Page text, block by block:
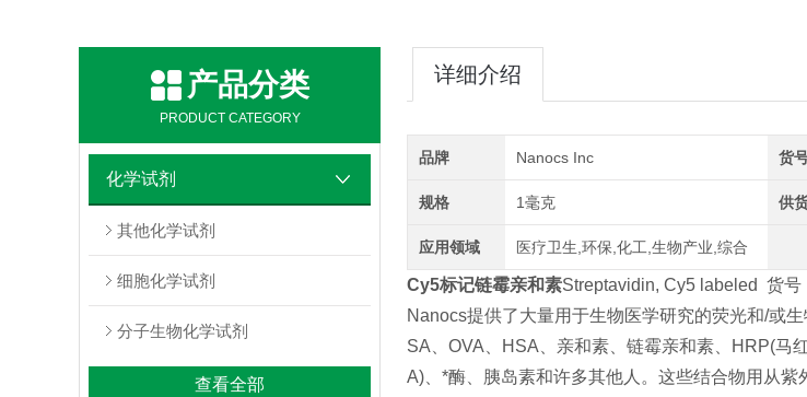
产品分类
PRODUCT CATEGORY
化学试剂
其他化学试剂
细胞化学试剂
分子生物化学试剂
查看全部
详细介绍
品牌 Nanocs Inc 货
规格 1毫克 供
应用领域 医疗卫生,环保,化工,生物产业,综合
Cy5标记链霉亲和素Streptavidin, Cy5 labeled 货
Nanocs提供了大量用于生物医学研究的荧光和/或
SA、OVA、HSA、亲和素、链霉亲和素、HRP(马
A)、*酶、胰岛素和许多其他人。这些结合物用从